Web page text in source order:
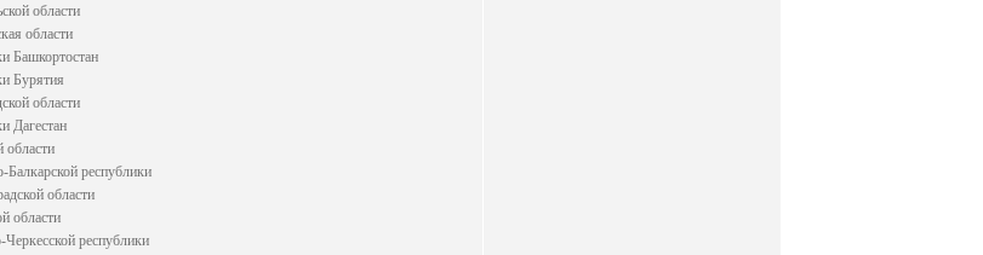
области
области
Башкортостан
Бурятия
области
Дагестан
области
республики
области
области
республики